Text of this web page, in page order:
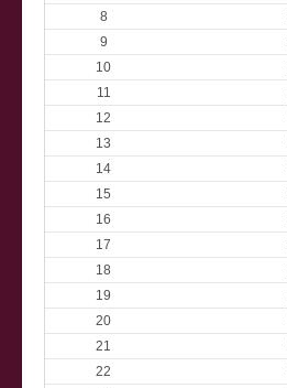
8
9
10
11
12
13
14
15
16
17
18
19
20
21
22